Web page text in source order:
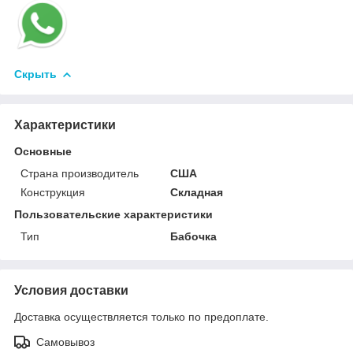
Скрыть
Характеристики
Основные
Страна производитель
США
Конструкция
Складная
Пользовательские характеристики
Тип
Бабочка
Условия доставки
Доставка осуществляется только по предоплате.
Самовывоз